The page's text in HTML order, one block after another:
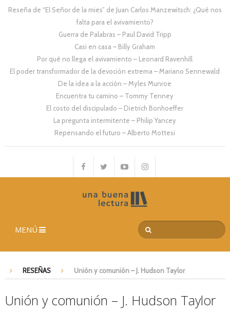
Reseña de “El Señor de la mies” de Juan Carlos Manzewitsch: ¿Qué nos
falta para el avivamiento?
Guerra de Palabras – Paul David Tripp
Casi en casa – Billy Graham
Por qué no llega el avivamiento – Leonard Ravenhill
El poder transformador de la devoción extrema – Mariano Sennewald
De la idea a la acción – Myles Munroe
Encuentra tu camino – Tommy Tenney
El costo del discipulado – Dietrich Bonhoeffer
La pregunta intermitente – Philip Yancey
Repensando el futuro – Alberto Mottesi
MENÚ
RESEÑAS Unión y comunión – J. Hudson Taylor
Unión y comunión – J. Hudson Taylor